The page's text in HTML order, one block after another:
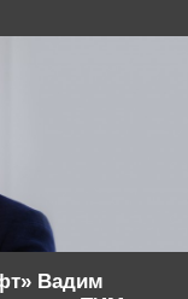
Вадим